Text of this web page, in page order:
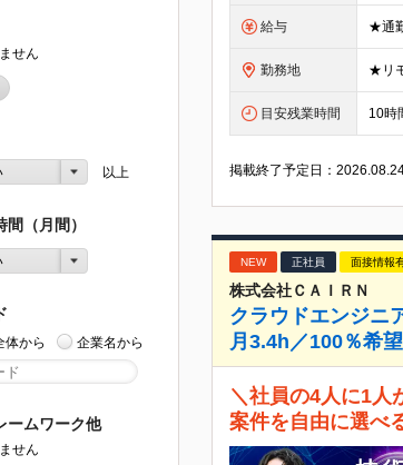
せん
以上
間（月間）
体から 企業名から
ームワーク他
せん
給与
勤務地
目安残業時間 10時
掲載終了予定日：
NEW 正社員 面接情報
株式会社ＣＡＩＲＮ
クラウドエンジニ
月3.4h／100％希
＼社員の4人に1人
案件を自由に選べ